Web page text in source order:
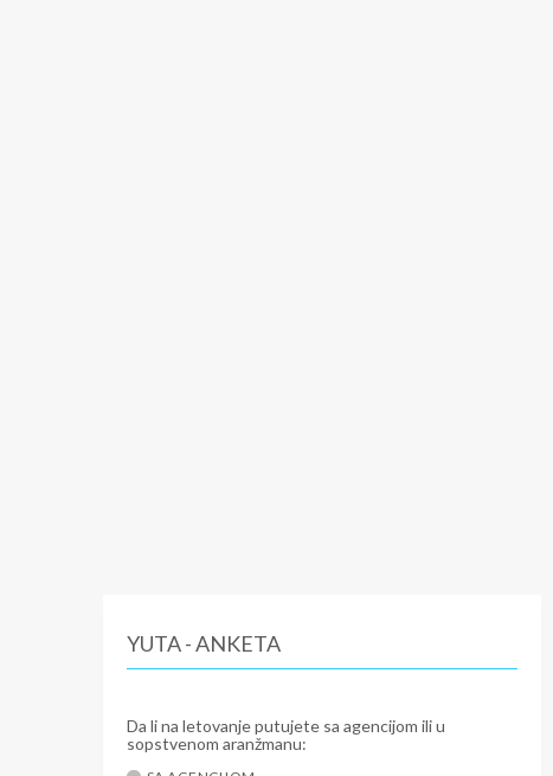
YUTA - ANKETA
Da li na letovanje putujete sa agencijom ili u
sopstvenom aranžmanu: